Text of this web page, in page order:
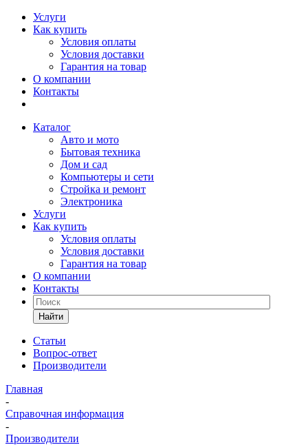
Услуги
Как купить
Условия оплаты
Условия доставки
Гарантия на товар
О компании
Контакты
Каталог
Авто и мото
Бытовая техника
Дом и сад
Компьютеры и сети
Стройка и ремонт
Электроника
Услуги
Как купить
Условия оплаты
Условия доставки
Гарантия на товар
О компании
Контакты
Найти
Статьи
Вопрос-ответ
Производители
Главная
-
Справочная информация
-
Производители